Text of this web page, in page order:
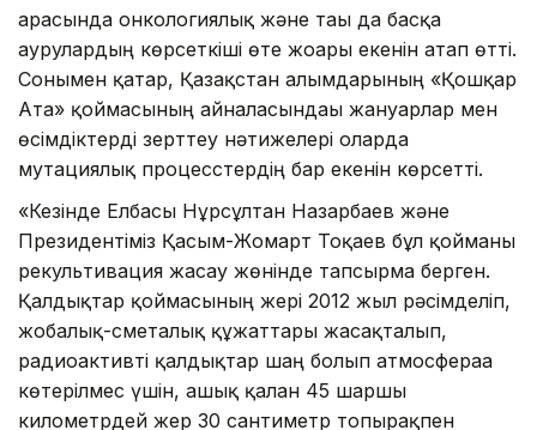
арасында онкологиялық және тағы да басқа
аурулардың көрсеткіші өте жоғары екенін атап өтті.
Сонымен қатар, Қазақстан ғалымдарының «Қошқар
Ата» қоймасының айналасындағы жануарлар мен
өсімдіктерді зерттеу нәтижелері оларда
мутациялық процесстердің бар екенін көрсетті.
«Кезінде Елбасы Нұрсұлтан Назарбаев және
Президентіміз Қасым-Жомарт Тоқаев бұл қойманы
рекультивация жасау жөнінде тапсырма берген.
Қалдықтар қоймасының жері 2012 жыл рәсімделіп,
жобалық-сметалық құжаттары жасақталып,
радиоактивті қалдықтар шаң болып атмосфераға
көтерілмес үшін, ашық қалған 45 шаршы
километрдей жер 30 сантиметр топырақпен